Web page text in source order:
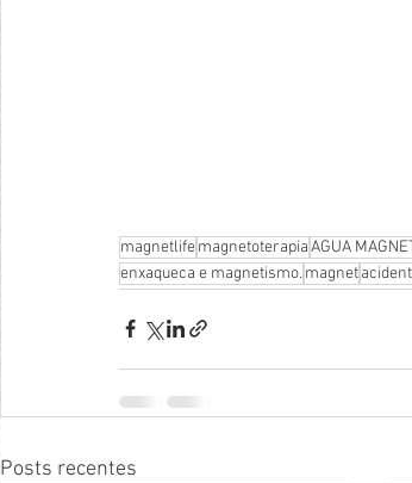
magnetlifemagnetoterapiaAGUA
enxaqueca e magnetismo. magnet
Posts recentes